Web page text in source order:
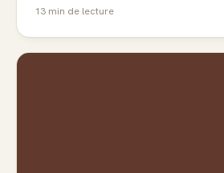
13 min de lecture